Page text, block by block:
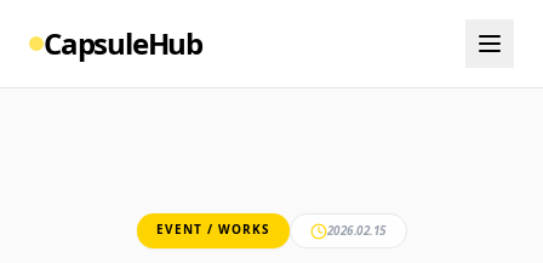
CapsuleHub
EVENT / WORKS 2026.02.15